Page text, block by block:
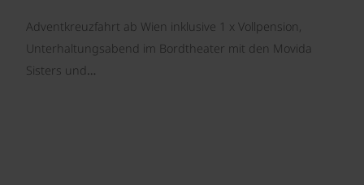
Adventkreuzfahrt ab Wien inklusive 1 x Vollpension,
Unterhaltungsabend im Bordtheater mit den Movida
Sisters und…